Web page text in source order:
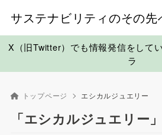
サステナビリティのその先
X（旧Twitter）でも情報発信をし
ラ
トップページ エシカルジュエリー
「エシカルジュエリー